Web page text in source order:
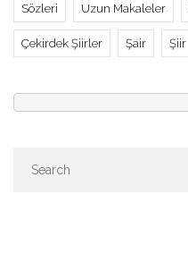
Sözleri Uzun Makaleler
Çekirdek Şiirler Şair Şiir